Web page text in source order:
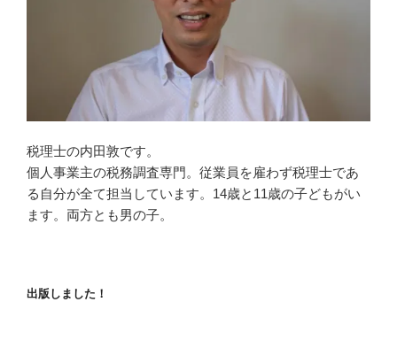
税理士の内田敦です。
個人事業主の税務調査専門。従業員を雇わず税理士であ
る自分が全て担当しています。14歳と11歳の子どもがい
ます。両方とも男の子。
出版しました！